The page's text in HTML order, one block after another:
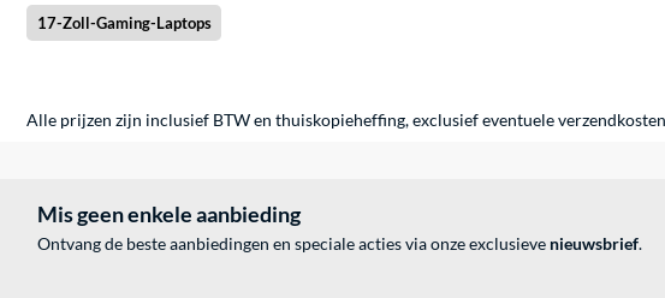
17-Zoll-Gaming-Laptops
Alle prijzen zijn inclusief BTW en thuiskopieheffing, exclusief eventueleverzendkosten
Mis geen enkele aanbieding
Ontvang de beste aanbiedingen en speciale acties via onze exclusieve nieuwsbrief.